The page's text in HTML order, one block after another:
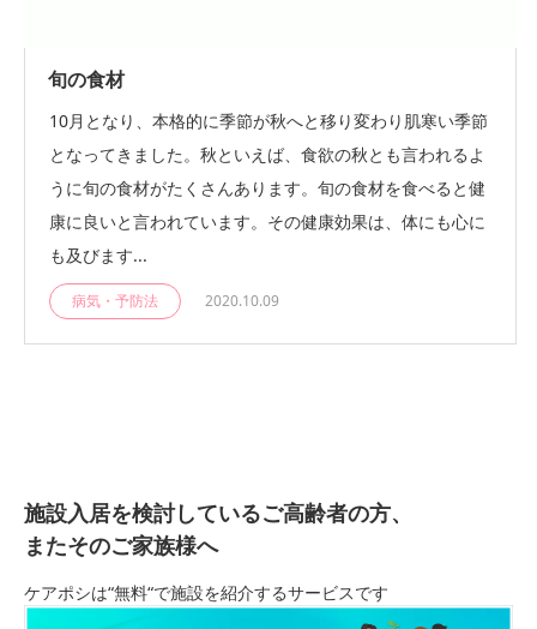
旬の食材
10月となり、本格的に季節が秋へと移り変わり肌寒い季節
となってきました。秋といえば、食欲の秋とも言われるよ
うに旬の食材がたくさんあります。旬の食材を食べると健
康に良いと言われています。その健康効果は、体にも心に
も及びます...
病気・予防法 2020.10.09
施設入居を検討しているご高齢者の方、
またそのご家族様へ
ケアポシは“無料“で施設を紹介するサービスです